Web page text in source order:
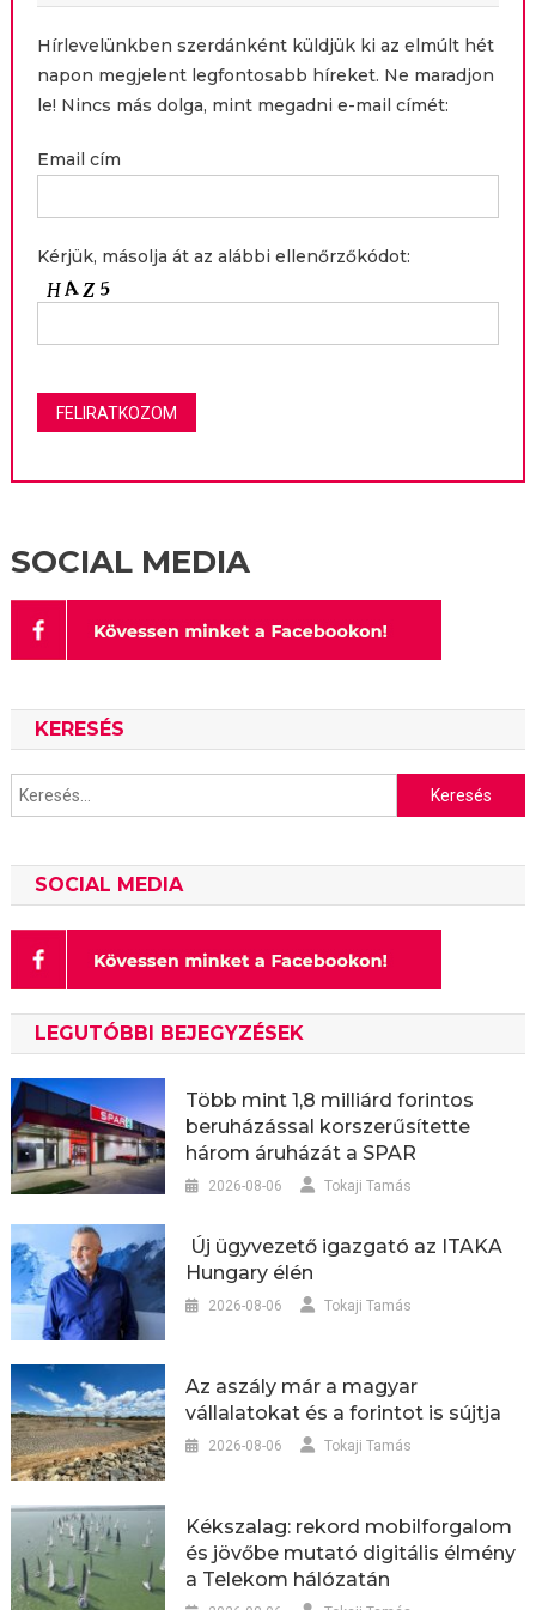
Hírlevelünkben szerdánként küldjük ki az elmúlt hét
napon megjelent legfontosabb híreket. Ne maradjon
le! Nincs más dolga, mint megadni e-mail címét:
Email cím
Kérjük, másolja át az alábbi ellenőrzőkódot:
SOCIAL MEDIA
KERESÉS
Keresés:
SOCIAL MEDIA
LEGUTÓBBI BEJEGYZÉSEK
Több mint 1,8 milliárd forintos
beruházással korszerűsítette
három áruházát a SPAR
2026-08-06 Tokaji Tamás
Új ügyvezető igazgató az ITAKA
Hungary élén
2026-08-06 Tokaji Tamás
Az aszály már a magyar
vállalatokat és a forintot is sújtja
2026-08-06 Tokaji Tamás
Kékszalag: rekord mobilforgalom
és jövőbe mutató digitális élmény
a Telekom hálózatán